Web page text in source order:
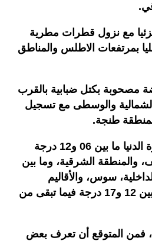
مع نزول قطرات مطرية
بمرتفعات الاطلس والمناطق
بكتل ضبابية بالقرب
والوسطى مع تسجيل
طنجة.
وستتراوح درجات الحرارة الدنيا ما بين 06 و12 درجة
والمنطقة الشرقية، وما بين
الداخلية، سوس، والأقاليم
الصحراوية. وستكون ما بين 12 و17 درجة فيما تبقى من
فمن المتوقع أن تعرف بعض